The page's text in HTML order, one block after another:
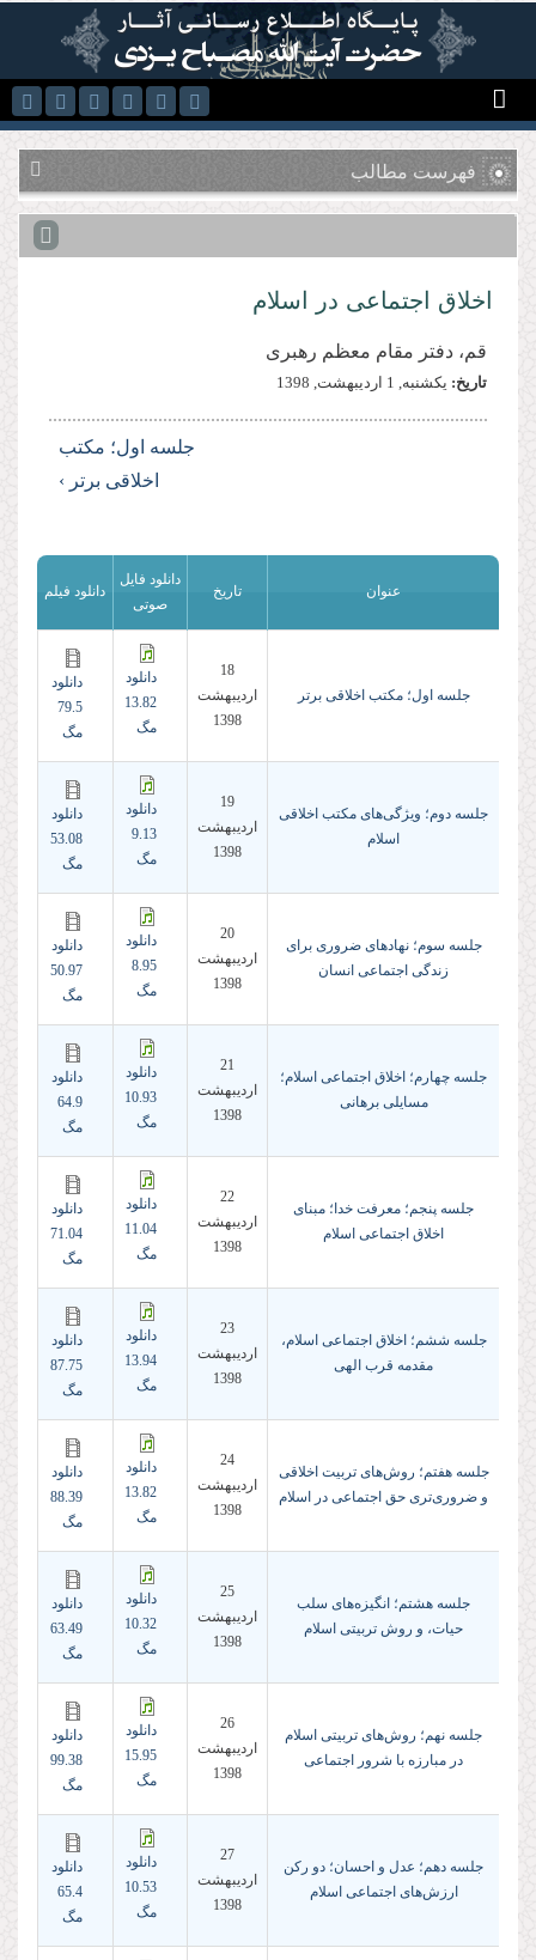
رفتن به محتوای اصلی
فهرست مطالب
اخلاق اجتماعی در اسلام
قم، دفتر مقام معظم رهبری
تاریخ: يكشنبه, 1 ارديبهشت, 1398
جلسه اول؛ مکتب
اخلاقی برتر ›
عنوان تاریخ
دانلود فایل
صوتی
دانلود فیلم
جلسه اول؛ مکتب اخلاقی برتر
18
ارديبهشت
1398
دانلود
13.82
مگ
دانلود
79.5
مگ
جلسه دوم؛ ویژگی‌های مکتب اخلاقی
اسلام
19
ارديبهشت
1398
دانلود
9.13
مگ
دانلود
53.08
مگ
جلسه سوم؛ نهادهای ضروری برای
زندگی اجتماعی انسان
20
ارديبهشت
1398
دانلود
8.95
مگ
دانلود
50.97
مگ
جلسه چهارم؛ اخلاق اجتماعی اسلام؛
مسایلی برهانی
21
ارديبهشت
1398
دانلود
10.93
مگ
دانلود
64.9
مگ
جلسه پنجم؛ معرفت خدا؛ مبنای
اخلاق اجتماعی اسلام
22
ارديبهشت
1398
دانلود
11.04
مگ
دانلود
71.04
مگ
جلسه ششم؛ اخلاق اجتماعی اسلام،
مقدمه قرب الهی
23
ارديبهشت
1398
دانلود
13.94
مگ
دانلود
87.75
مگ
جلسه هفتم؛ روش‌های تربیت اخلاقی
و ضروری‌تری حق اجتماعی در اسلام
24
ارديبهشت
1398
دانلود
13.82
مگ
دانلود
88.39
مگ
جلسه هشتم؛ انگیزه‌های سلب
حیات، و روش تربیتی اسلام
25
ارديبهشت
1398
دانلود
10.32
مگ
دانلود
63.49
مگ
جلسه نهم؛ روش‌های تربیتی اسلام
در مبارزه با شرور اجتماعی
26
ارديبهشت
1398
دانلود
15.95
مگ
دانلود
99.38
مگ
جلسه دهم؛ عدل و احسان؛ دو رکن
ارزش‌های اجتماعی اسلام
27
ارديبهشت
1398
دانلود
10.53
مگ
دانلود
65.4
مگ